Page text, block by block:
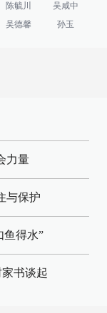
陈毓川
吴咸中
吴德馨 孙玉
力量
与保护
鱼得水”
书谈起